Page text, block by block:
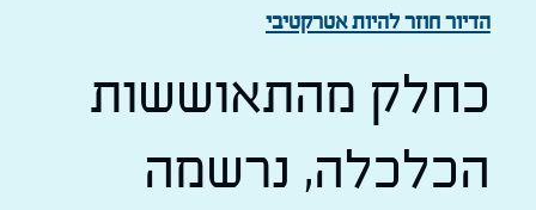
הדיור חוזר להיות אטרקטיבי
כחלק מהתאוששות
הכלכלה, נרשמה